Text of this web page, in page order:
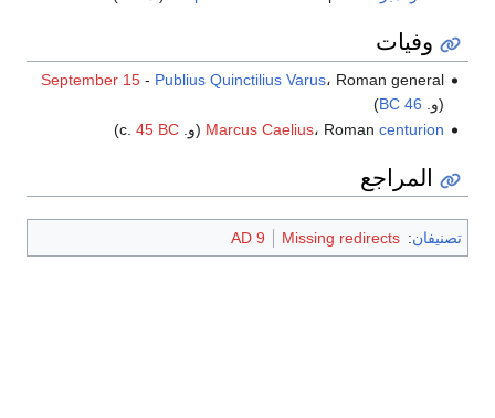
وفيات
September 15- Publius Quinctilius Varus، Roman general
(و. 46 BC
)
Marcus Caelius، Roman centurion (و. c.45 BC
)
المراجع
تصنيفان:
Missing redirects
AD 9